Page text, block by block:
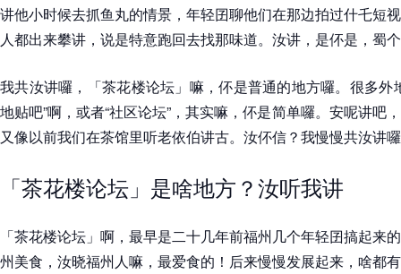
讲他小时候去抓鱼丸的情景，年轻囝聊他们在那边拍过什乇短
人都出来攀讲，说是特意跑回去找那味道。汝讲，是伓是，蜀
我共汝讲囉，「茶花楼论坛」嘛，伓是普通的地方囉。很多外
地贴吧”啊，或者“社区论坛”，其实嘛，伓是简单囉。安呢讲吧
又像以前我们在茶馆里听老依伯讲古。汝伓信？我慢慢共汝讲
「茶花楼论坛」是啥地方？汝听我讲
「茶花楼论坛」啊，最早是二十几年前福州几个年轻囝搞起来
州美食，汝晓福州人嘛，最爱食的！后来慢慢发展起来，啥都